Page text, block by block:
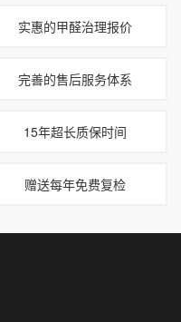
实惠的甲醛治理报价
完善的售后服务体系
15年超长质保时间
赠送每年免费复检